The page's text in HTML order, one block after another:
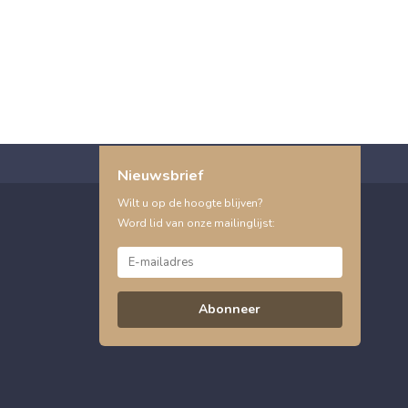
Nieuwsbrief
Wilt u op de hoogte blijven?
Word lid van onze mailinglijst:
Abonneer